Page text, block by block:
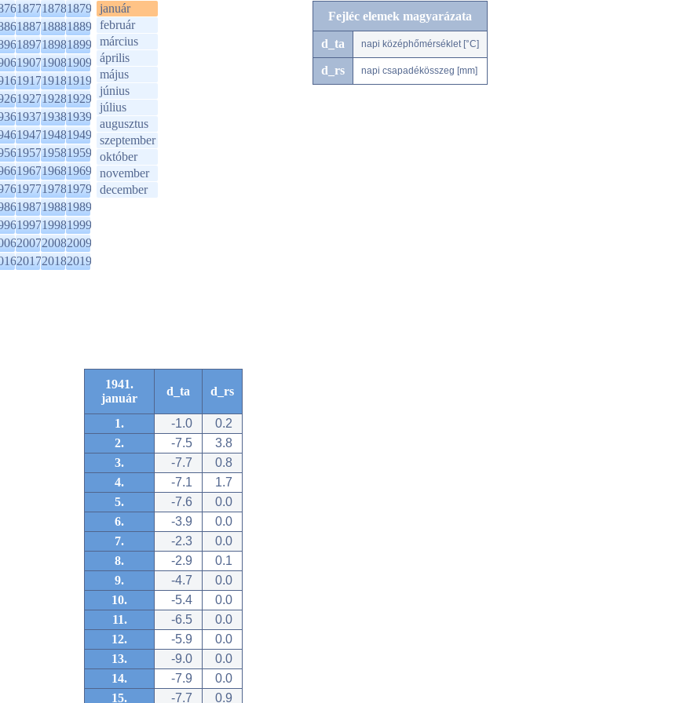
187718781879
188718881889
189718981899
190719081909
191719181919
192719281929
193719381939
194719481949
195719581959
196719681969
197719781979
198719881989
199719981999
200720082009
201720182019
január
február
március
április
május
június
július
augusztus
szeptember
október
november
december
Fejléc elemek magyarázata
d_ta napi középhőmérséklet [°C]
d_rs napi csapadékösszeg [mm]
1941.
január
d_ta d_rs
1. -1.0
0.2
2.
-7.5
3.8
3.
-7.7
0.8
4.
-7.1
1.7
5.
-7.6
0.0
6.
-3.9
0.0
7.
-2.3
0.0
8.
-2.9
0.1
9.
-4.7
0.0
10.
-5.4
0.0
11.
-6.5
0.0
12.
-5.9
0.0
13.
-9.0
0.0
14.
-7.9
0.0
15.
-7.7 0.9